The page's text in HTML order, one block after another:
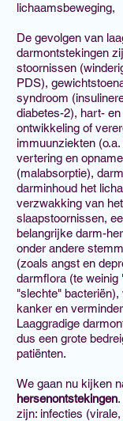
lichaamsbeweging,
De gevolgen van
darmontstekingen
stoornissen
PDS),
syndroom
diabetes-2), hart-
ontwikkeling of
immuunziekten
vertering en
(malabsorptie),
darminhoud het
verzwakking van
slaapstoornissen,
belangrijke darm-
onder andere
(zoals angst en
darmflora (te weinig
"slechte"
kanker en
Laaggradige
dus een grote
patiënten.
We gaan nu kijken
hersenontstekingen
zijn: infecties